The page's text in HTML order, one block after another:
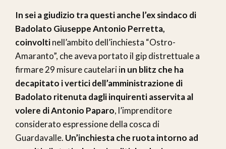
In sei a giudizio tra questi anche l’ex sindaco di
Badolato Giuseppe Antonio Perretta,
coinvoltinell’ambito dell’inchiesta “Ostro-
Amaranto”, che aveva portato il gip distrettuale a
firmare 29 misure cautelari in un blitz che ha
decapitato i vertici dell’amministrazione di
Badolato ritenuta dagli inquirenti asservita al
volere di Antonio Paparo, l’imprenditore
considerato espressione della cosca di
Guardavalle. Un’inchiesta che ruota intorno ad